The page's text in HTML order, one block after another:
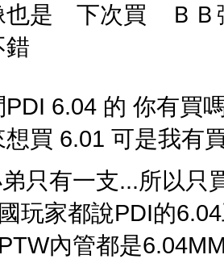
也是 下次買 ＢＢ
錯
PDI 6.04 的 你有買
想買 6.01 可是我有
只有一支...所以只
玩家都說PDI的
內管都是